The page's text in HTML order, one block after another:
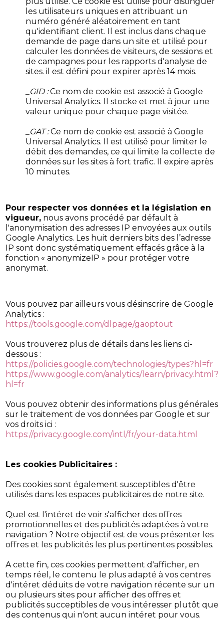
les utilisateurs uniques en attribuant un
numéro généré aléatoirement en tant
qu'identifiant client. Il est inclus dans chaque
demande de page dans un site et utilisé pour
calculer les données de visiteurs, de sessions et
de campagnes pour les rapports d'analyse de
sites. il est défini pour expirer après 14 mois.
_GID :Ce nom de cookie est associé à Google
Universal Analytics. Il stocke et met à jour une
valeur unique pour chaque page visitée.
_GAT :Ce nom de cookie est associé à Google
Universal Analytics. Il est utilisé pour limiter le
débit des demandes, ce qui limite la collecte de
données sur les sites à fort trafic. Il expire après
10 minutes.
Pour respecter vos données et la législation en
vigueur, nous avons procédé par défault à
l'anonymisation des adresses IP envoyées aux outils
Google Analytics. Les huit derniers bits des l’adresse
IP sont donc systématiquement effacés grâce à la
fonction « anonymizeIP » pour protéger votre
anonymat.
Vous pouvez par ailleurs vous désinscrire de Google
Analytics :
https://tools.google.com/dlpage/gaoptout
Vous trouverez plus de détails dans les liens ci-
dessous :
https://policies.google.com/technologies/types?hl=fr
https://www.google.com/analytics/learn/privacy.html?
hl=fr
Vous pouvez obtenir des informations plus générales
sur le traitement de vos données par Google et sur
vos droits ici :
https://privacy.google.com/intl/fr/your-data.html
Les cookies Publicitaires :
Des cookies sont également susceptibles d'être
utilisés dans les espaces publicitaires de notre site.
Quel est l'intéret de voir s'afficher des offres
promotionnelles et des publicités adaptées à votre
navigation ? Notre objectif est de vous présenter les
offres et les publicités les plus pertinentes possibles.
A cette fin, ces cookies permettent d'afficher, en
temps réel, le contenu le plus adapté à vos centres
d'intéret déduits de votre navigation récente sur un
ou plusieurs sites pour afficher des offres et
publicités succeptibles de vous intéresser plutôt que
des contenus qui n'ont aucun intéret pour vous.